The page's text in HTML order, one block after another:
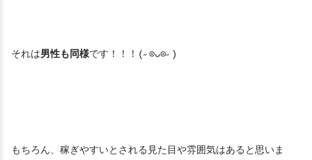
それは男性も同様です！！！(˶⊙ᴗ⊙˶)
もちろん、稼ぎやすいとされる見た目や雰囲気はあると思いま